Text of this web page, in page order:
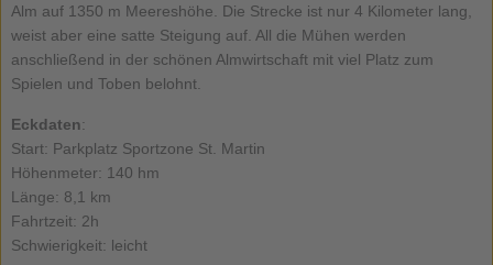
Alm auf 1350 m Meereshöhe. Die Strecke ist nur 4 Kilometer lang,
weist aber eine satte Steigung auf. All die Mühen werden
anschließend in der schönen Almwirtschaft mit viel Platz zum
Spielen und Toben belohnt.
Eckdaten:
Start: Parkplatz Sportzone St. Martin
Höhenmeter: 140 hm
Länge: 8,1 km
Fahrtzeit: 2h
Schwierigkeit: leicht